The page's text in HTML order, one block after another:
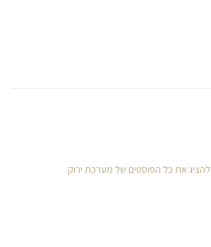
להציג את כל הפוסטים של מערכת ירוק